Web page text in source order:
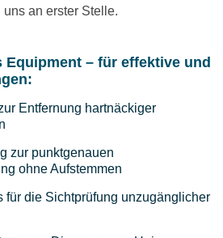
an erster Stelle.
Equipment – für effektive und
Entfernung hartnäckiger
zur punktgenauen
ohne Aufstemmen
für die Sichtprüfung unzugänglicher